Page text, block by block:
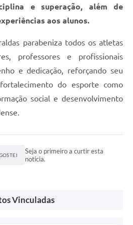
e superação, além de
aos alunos.
parabeniza todos os atletas
professores e profissionais
e dedicação, reforçando seu
do esporte como
social e desenvolvimento
Seja o primeiro a curtir esta
notícia.
Vinculadas